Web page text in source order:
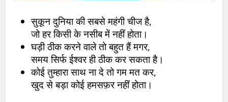
सुकून दुनिया की सबसे महंगी चीज है,
जो हर किसी के नसीब में नहीं होता।
घड़ी ठीक करने वाले तो बहुत हैं मगर,
समय सिर्फ ईश्वर ही ठीक कर सकता है।
कोई तुम्हारा साथ ना दे तो गम मत कर,
खुद से बड़ा कोई हमसफ़र नहीं होता।